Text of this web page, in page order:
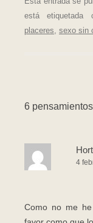
está etiquetada
placeres, sexo sin
6 pensamientos
4
Como no me